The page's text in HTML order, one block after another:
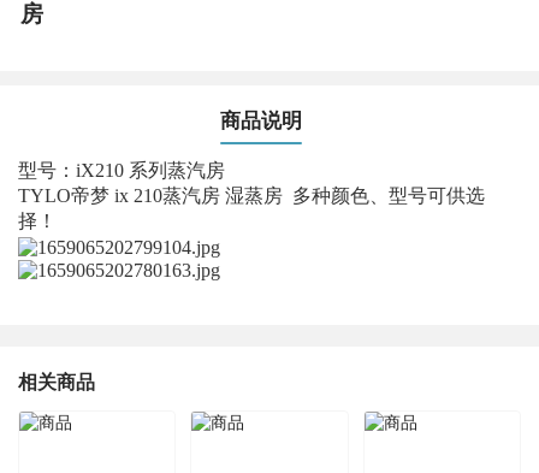
房
商品说明
型号：iX210 系列蒸汽房
TYLO帝梦 ix 210蒸汽房 湿蒸房 多种颜色、型号可供选
择！
相关商品